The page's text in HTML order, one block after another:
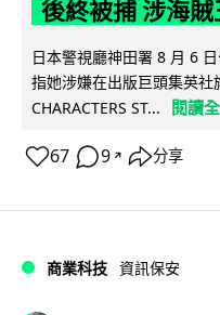
後終被捕 涉海
日本警視廳神田署 8 月 6
指她涉嫌在出版巨頭集英社
CHARACTERS ST...
閱讀
67 9 ↗ 分享
商業科技 資訊保安